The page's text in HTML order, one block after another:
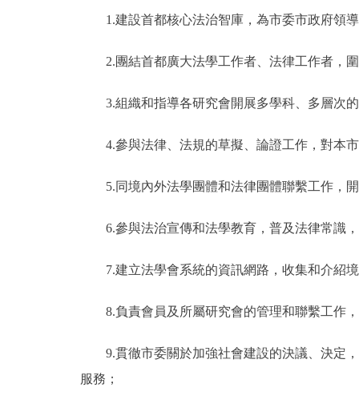
1.建設首都核心法治智庫，為市委市政府領導
2.團結首都廣大法學工作者、法律工作者，圍
3.組織和指導各研究會開展多學科、多層次的
4.參與法律、法規的草擬、論證工作，對本市
5.同境內外法學團體和法律團體聯繫工作，開
6.參與法治宣傳和法學教育，普及法律常識，
7.建立法學會系統的資訊網路，收集和介紹境
8.負責會員及所屬研究會的管理和聯繫工作，
9.貫徹市委關於加強社會建設的決議、決定，
服務；